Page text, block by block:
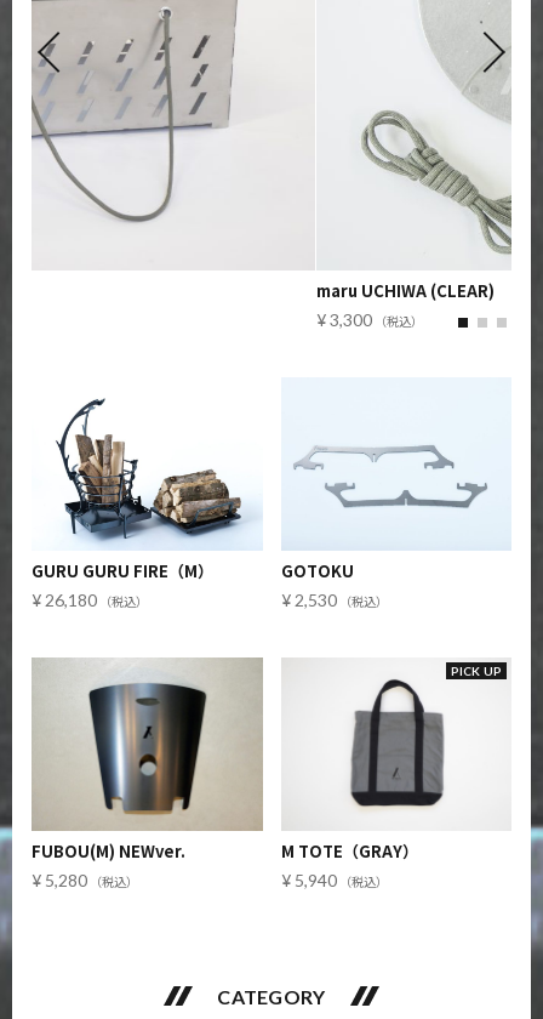
GURU GURU FIRE（M）
26,180
GOTOKU
2,530
FUBOU(M) NEWver.
5,280
PICK UP
M TOTE（GRAY）
5,940
CATEGORY